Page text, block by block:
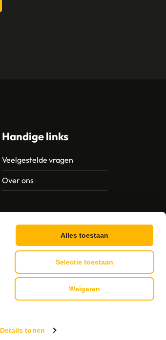
Details tonen
Alles toestaan
Selectie toestaan
Weigeren
Handige links
Veelgestelde vragen
Over ons